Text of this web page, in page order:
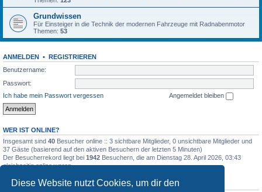
Diese Website nutzt Cookies, um dir den
Grundwissen
Für Einsteiger in die Technik der modernen Fahrzeuge mit Radnabenmotor
Themen: 53
ANMELDEN • REGISTRIEREN
Benutzername:
Passwort:
Ich habe mein Passwort vergessen
Angemeldet bleiben
WER IST ONLINE?
Insgesamt sind 40 Besucher online :: 3 sichtbare Mitglieder, 0 unsichtbare Mitglieder und
37 Gäste (basierend auf den aktiven Besuchern der letzten 5 Minuten)
Der Besucherrekord liegt bei 1942 Besuchern, die am Dienstag 28. April 2026, 03:43
gleichzeitig online waren.
STATISTIK